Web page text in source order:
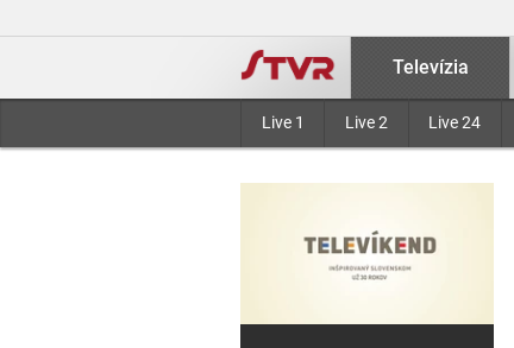
Televízia
Live 1 Live 2 Live 24